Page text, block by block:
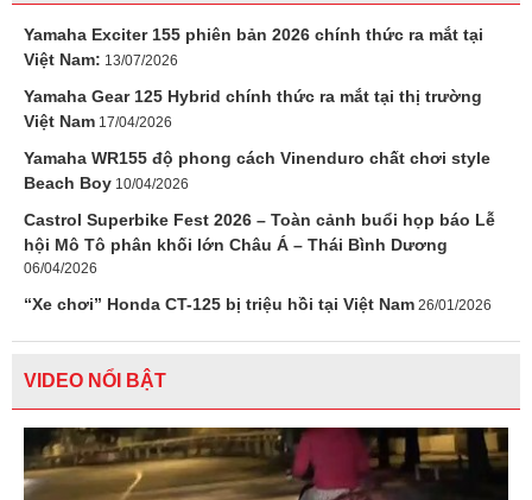
Yamaha Exciter 155 phiên bản 2026 chính thức ra mắt tại
Việt Nam: 13/07/2026
Yamaha Gear 125 Hybrid chính thức ra mắt tại thị trường
Việt Nam 17/04/2026
Yamaha WR155 độ phong cách Vinenduro chất chơi style
Beach Boy 10/04/2026
Castrol Superbike Fest 2026 – Toàn cảnh buổi họp báo Lễ
hội Mô Tô phân khối lớn Châu Á – Thái Bình Dương
06/04/2026
“Xe chơi” Honda CT-125 bị triệu hồi tại Việt Nam 26/01/2026
VIDEO NỔI BẬT